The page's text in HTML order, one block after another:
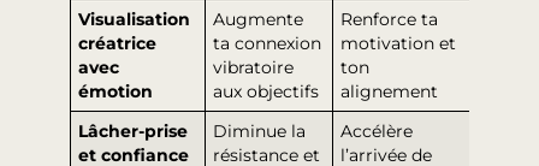
Visualisation
créatrice
avec
émotion
Augmente
ta connexion
vibratoire
aux objectifs
Renforce ta
motivation et
ton
alignement
Lâcher-prise
et confiance
Diminue la
résistance et
Accélère
l’arrivée de